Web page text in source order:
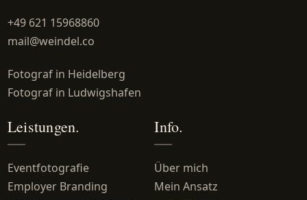
+49 621 15968860
mail@weindel.co
Fotograf in Heidelberg
Fotograf in Ludwigshafen
Leistungen.
Eventfotografie
Employer Branding
Info.
Über mich
Mein Ansatz